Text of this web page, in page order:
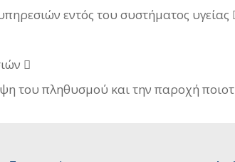
εντός του συστήματος υγείας

του πληθυσμού και την παροχή